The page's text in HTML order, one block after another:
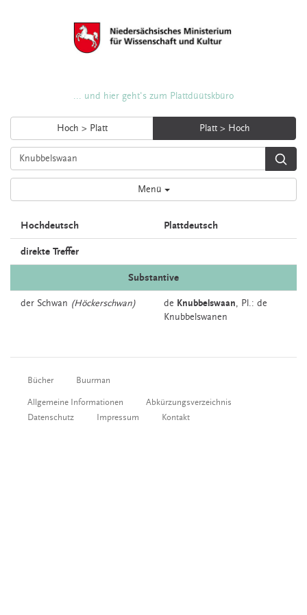
... und hier geht's zum Plattdüütskbüro
Hoch > Platt Platt > Hoch
Menü
Hochdeutsch Plattdeutsch
direkte Treffer
Substantive
der Schwan (Höckerschwan) de Knubbelswaan, Pl.: de
Knubbelswanen
Bücher Buurman
Allgemeine Informationen
Abkürzungsverzeichnis
Datenschutz
Impressum Kontakt